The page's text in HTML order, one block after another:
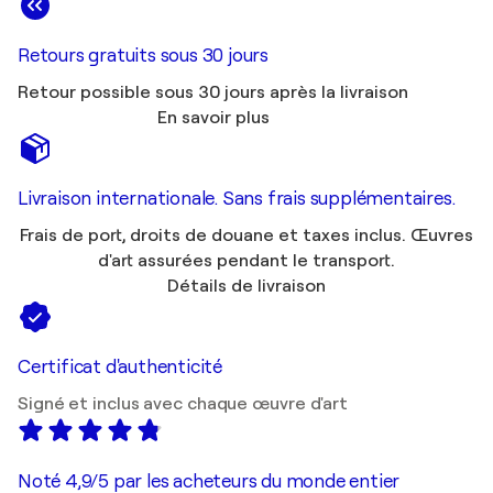
Retours gratuits sous 30 jours
Retour possible sous 30 jours après la livraison
En savoir plus
Livraison internationale. Sans frais supplémentaires.
Frais de port, droits de douane et taxes inclus. Œuvres
d'art assurées pendant le transport.
Détails de livraison
Certificat d'authenticité
Signé et inclus avec chaque œuvre d'art
Noté 4,9/5 par les acheteurs du monde entier